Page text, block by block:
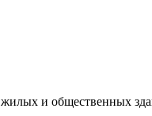
жилых и общественных